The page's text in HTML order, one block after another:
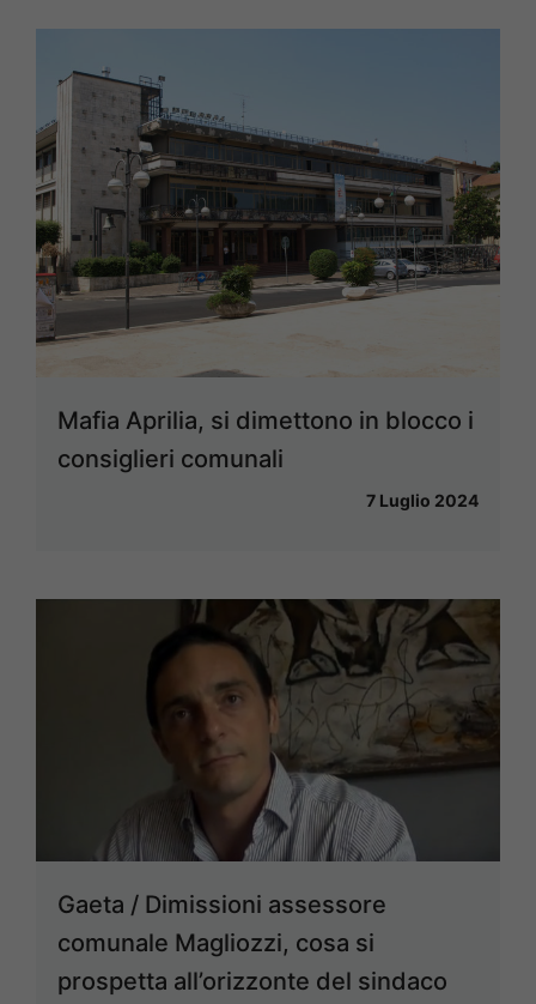
Mafia Aprilia, si dimettono in blocco i
consiglieri comunali
7 Luglio 2024
Gaeta / Dimissioni assessore
comunale Magliozzi, cosa si
prospetta all’orizzonte del sindaco